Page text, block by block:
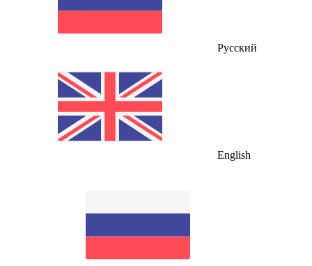
Русский
English